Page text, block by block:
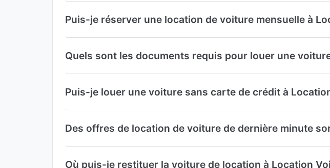
Puis-je réserver une location de voiture mensuelle à
Quels sont les documents requis pour louer une
Puis-je louer une voiture sans carte de crédit à
Des offres de location de voiture de dernière minute
Où puis-je restituer la voiture de location à Location